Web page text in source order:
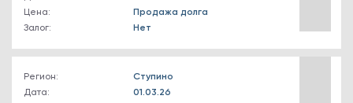
Цена:
Продажа долга
Залог:
Нет
Регион:
Ступино
Дата:
01.03.26